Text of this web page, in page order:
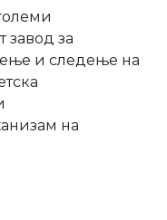
завод за
и следење на
на